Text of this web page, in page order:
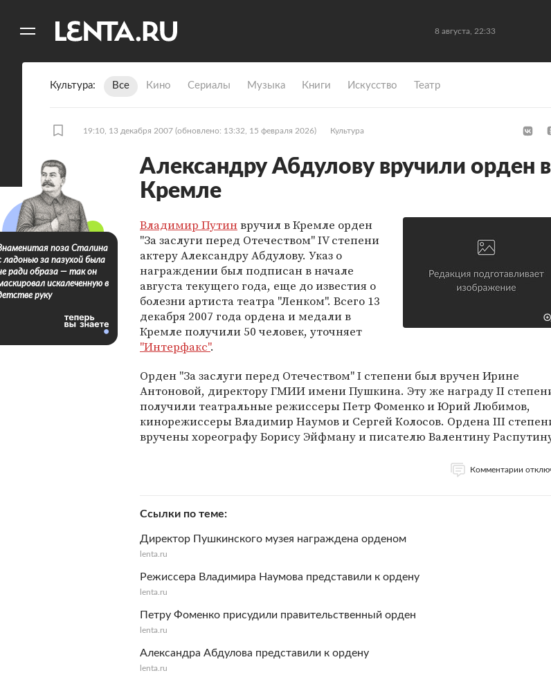
8 августа, 22:33
Культура Все Кино Сериалы Музыка Книги Искусство Театр
19:10, 13 декабря 2007 (обновлено: 13:32, 15 февраля 2026) Культура
Александру Абдулову вручили орден в
Кремле
Владимир Путинвручил в Кремле орден
"За заслуги перед Отечеством" IV степени
актеру Александру Абдулову. Указ о
награждении был подписан в начале
августа текущего года, еще до известия о
болезни артиста театра "Ленком". Всего 13
декабря 2007 года ордена и медали в
Кремле получили 50 человек, уточняет
"Интерфакс".
Орден "За заслуги перед Отечеством" I степени был вручен Ирине
Антоновой, директору ГМИИ имени Пушкина. Эту же награду II
получили театральные режиссеры Петр Фоменко и Юрий Любимов,
кинорежиссеры Владимир Наумов и Сергей Колосов. Ордена III
вручены хореографу Борису Эйфману и писателю Валентину
Комментарии
Ссылки по теме
Директор Пушкинского музея награждена орденом
lenta.ru
Режиссера Владимира Наумова представили к ордену
lenta.ru
Петру Фоменко присудили правительственный орден
lenta.ru
Александра Абдулова представили к ордену
lenta.ru
поза Сталина
ладонью за пазухой была
ради образа — так он
искалеченную в
руку